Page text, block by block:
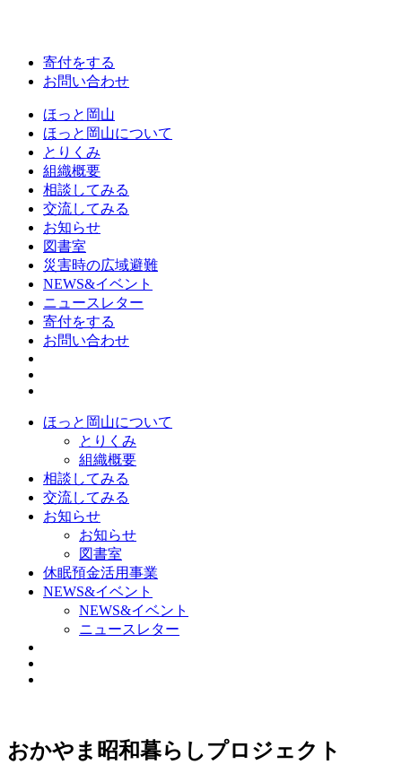
寄付をする
お問い合わせ
ほっと岡山
ほっと岡山について
とりくみ
組織概要
相談してみる
交流してみる
お知らせ
図書室
災害時の広域避難
NEWS&イベント
ニュースレター
寄付をする
お問い合わせ
ほっと岡山について
とりくみ
組織概要
相談してみる
交流してみる
お知らせ
お知らせ
図書室
休眠預金活用事業
NEWS&イベント
NEWS&イベント
ニュースレター
おかやま昭和暮らしプロジェクト